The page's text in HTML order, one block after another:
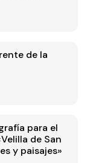
de la
para el
de San
y paisajes»